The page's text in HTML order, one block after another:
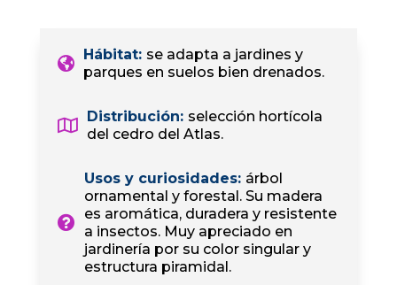
Hábitat: se adapta a jardines y
parques en suelos bien drenados.
Distribución: selección hortícola
del cedro del Atlas.
Usos y curiosidades: árbol
ornamental y forestal. Su madera
es aromática, duradera y resistente
a insectos. Muy apreciado en
jardinería por su color singular y
estructura piramidal.